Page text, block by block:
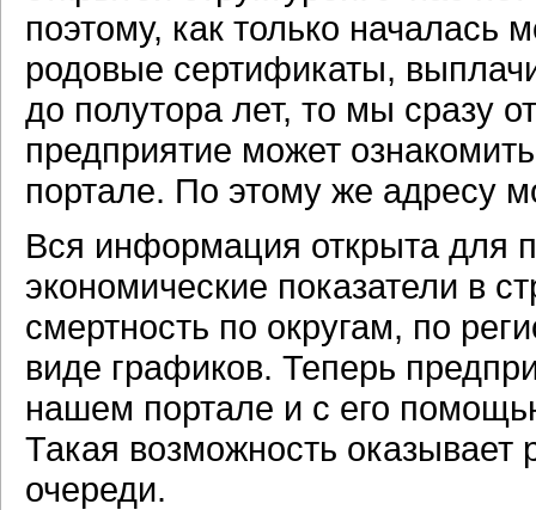
поэтому, как только началась
родовые сертификаты,
до полутора лет, то мы сразу
предприятие может
портале. По этому же адресу
Вся информация открыта для
экономические показатели в
смертность по округам, по
виде графиков. Теперь
нашем портале и с его
Такая возможность
очереди.